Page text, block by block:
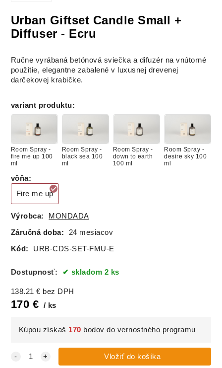
Urban Giftset Candle Small +
Diffuser - Ecru
Ručne vyrábaná betónová sviečka a difuzér na vnútorné
použitie, elegantne zabalené v luxusnej drevenej
darčekovej krabičke.
variant produktu:
Room Spray -
fire me up 100
ml
Room Spray -
black sea 100
ml
Room Spray -
down to earth
100 ml
Room Spray -
desire sky 100
ml
vôňa:
Fire me up
Výrobca: MONDADA
Záručná doba: 24 mesiacov
Kód: URB-CDS-SET-FMU-E
Dostupnosť: skladom 2 ks
138.21 € bez DPH
170 € ks
Kúpou získaš 170 bodov do vernostného programu